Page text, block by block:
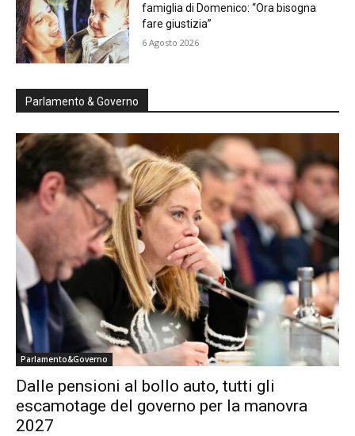
famiglia di Domenico: “Ora bisogna
fare giustizia”
6 Agosto 2026
Parlamento & Governo
Parlamento&Governo
Dalle pensioni al bollo auto, tutti gli
escamotage del governo per la manovra
2027